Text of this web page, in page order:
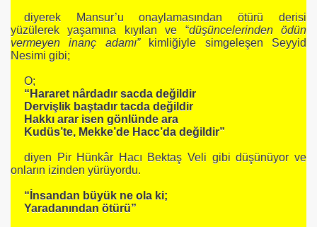
diyerek Mansur’u onaylamasından ötürü derisi
yüzülerek yaşamına kıyılan ve “düşüncelerinden ödün
vermeyen inanç adamı”
kimliğiyle simgeleşen Seyyid
Nesimi gibi;
O;
“Hararet nârdadır sacda değildir
Dervişlik baştadır tacda değildir
Hakkı arar isen gönlünde ara
Kudüs’te, Mekke’de Hacc’da değildir”
diyen Pir Hünkâr Hacı Bektaş Veli gibi düşünüyor ve
onların izinden yürüyordu.
“İnsandan büyük ne ola ki;
Yaradanından ötürü”